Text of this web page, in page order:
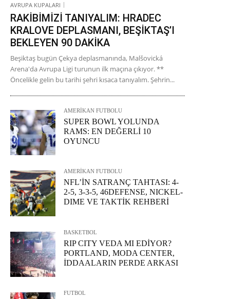
AVRUPA KUPALARI
RAKİBİMİZİ TANIYALIM: HRADEC
KRALOVE DEPLASMANI, BEŞİKTAŞ’I
BEKLEYEN 90 DAKİKA
Beşiktaş bugün Çekya deplasmanında, Malšovická
Arena'da Avrupa Ligi turunun ilk maçına çıkıyor. **
Öncelikle gelin bu tarihi şehri kısaca tanıyalım. Şehrin...
AMERİKAN FUTBOLU
SUPER BOWL YOLUNDA
RAMS: EN DEĞERLİ 10
OYUNCU
AMERİKAN FUTBOLU
NFL’İN SATRANÇ TAHTASI: 4-
2-5, 3-3-5, 46DEFENSE, NICKEL-
DIME VE TAKTİK REHBERİ
BASKETBOL
RIP CITY VEDA MI EDİYOR?
PORTLAND, MODA CENTER,
İDDAALARIN PERDE ARKASI
FUTBOL